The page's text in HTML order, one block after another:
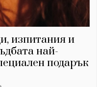
изпитания и
най-
подарък